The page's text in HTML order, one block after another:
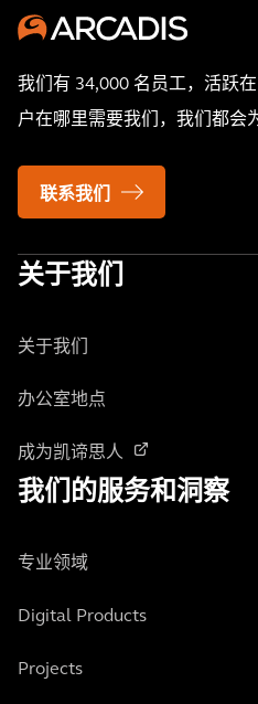
我们有 34,000 名员工，活跃
户在哪里需要我们，我们都会
联系我们
关于我们
关于我们
办公室地点
成为凯谛思人
我们的服务和洞察
专业领域
Digital Products
Projects